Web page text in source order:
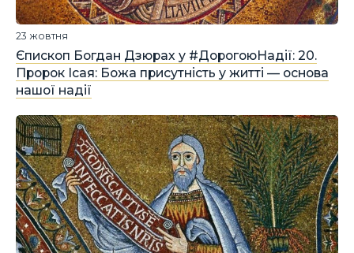
Єпископ Богдан Дзюрах у #ДорогоюНадії: 20.
Пророк Ісая: Божа присутність у житті — основа
нашої надії
23 жовтня